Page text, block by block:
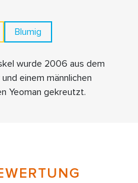
Blumig
wurde 2006 aus dem
einem männlichen
Yeoman gekreutzt.